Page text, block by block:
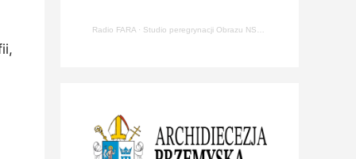
Radio FARA · Studio peregrynacji Obrazu NSPJ [#211] – ks. Arkadiusz Jasiewicz (22.05.2024)